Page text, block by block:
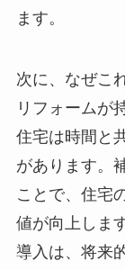
ます。
次に、なぜこ
リフォームが
住宅は時間と
があります。
ことで、住宅
値が向上しま
導入は、将来